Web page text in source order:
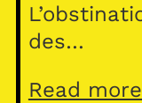
des…
Read